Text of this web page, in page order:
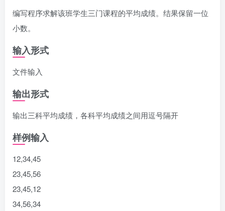
编写程序求解该班学生三门课程的平均成绩。结果保留一位
小数。
输入形式
文件输入
输出形式
输出三科平均成绩，各科平均成绩之间用逗号隔开
样例输入
12,34,45
23,45,56
23,45,12
34,56,34